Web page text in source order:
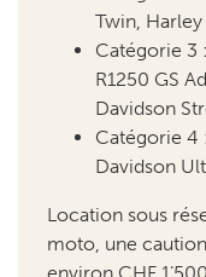
Davidson
Catégorie 4
Davidson
Location sous
moto, une
environ CHF
selles basses,
disponibles
préalable. Plus